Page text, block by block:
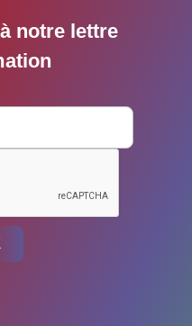
notre lettre